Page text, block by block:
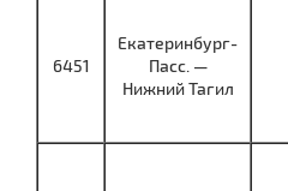
6451
Екатеринбург-
Пасс. —
Нижний Тагил